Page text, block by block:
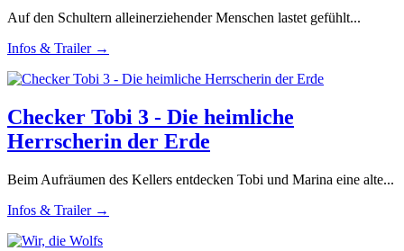
Auf den Schultern alleinerziehender Menschen lastet gefühlt...
Infos & Trailer →
Checker Tobi 3 - Die heimliche
Herrscherin der Erde
Beim Aufräumen des Kellers entdecken Tobi und Marina eine alte...
Infos & Trailer →